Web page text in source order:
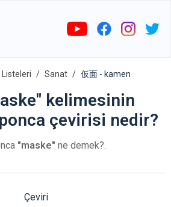
Sanat 仮面 - kamen
kelimesinin
çevirisi nedir?
"maske" ne demek?.
Çeviri